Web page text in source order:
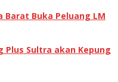
Barat Buka Peluang LM
Plus Sultra akan Kepung